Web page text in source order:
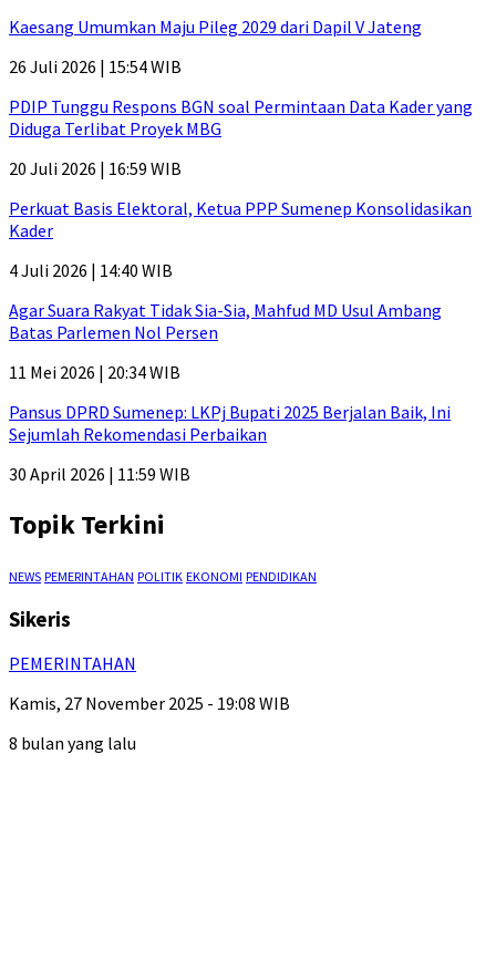
Kaesang Umumkan Maju Pileg 2029 dari Dapil V Jateng
26 Juli 2026 | 15:54 WIB
PDIP Tunggu Respons BGN soal Permintaan Data Kader yang
Diduga Terlibat Proyek MBG
20 Juli 2026 | 16:59 WIB
Perkuat Basis Elektoral, Ketua PPP Sumenep Konsolidasikan
Kader
4 Juli 2026 | 14:40 WIB
Agar Suara Rakyat Tidak Sia-Sia, Mahfud MD Usul Ambang
Batas Parlemen Nol Persen
11 Mei 2026 | 20:34 WIB
Pansus DPRD Sumenep: LKPj Bupati 2025 Berjalan Baik, Ini
Sejumlah Rekomendasi Perbaikan
30 April 2026 | 11:59 WIB
Topik Terkini
NEWS PEMERINTAHAN POLITIK EKONOMI PENDIDIKAN
Sikeris
PEMERINTAHAN
Kamis, 27 November 2025 - 19:08 WIB
8 bulan yang lalu